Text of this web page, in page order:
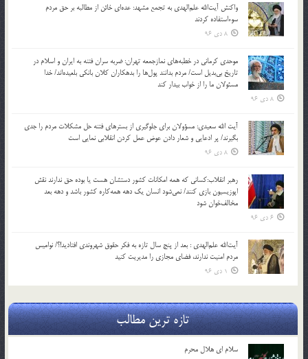
واکنش آیت‌الله علم‌الهدی به تجمع مشهد: عده‌ای خائن از مطالبه بر حق مردم
سوءاستفاده کردند
8 دی 96
موحدی کرمانی در خطبه‌های نمازجمعه تهران: ضربه‌ سران فتنه به ایران و اسلام در
تاریخ بی‌بدیل است/ مردم بدانند پول‌ها را بدهکاران کلان بانکی بلعیده‌اند/ خدا
مسئولان ما را از خواب بیدار کند
8 دی 96
آیت الله سعیدی: مسؤولان برای جلوگیری از بسترهای فتنه حل مشکلات مردم را جدی
بگیرند/ پر ادعایی و شعار دادن عوض عمل کردن انقلابی نمایی است
8 دی 96
رهبر انقلاب:کسانی که همه امکانات کشور دستشان هست یا بوده حق ندارند نقش
اپوزیسیون بازی کنند/ نمی‌شود انسان یک‌ دهه همه‌کاره کشور باشد و دهه بعد
مخالف‌خوان شود
6 دی 96
آیت‌الله علم‌الهدی : بعد از پنج سال تازه به فکر حقوق شهروندی افتادید!؟/ نوامیس
مردم امنیت ندارند، فضای مجازی را مدیریت کنید
1 دی 96
تازه ترین مطالب
سلام ای هلال محرم